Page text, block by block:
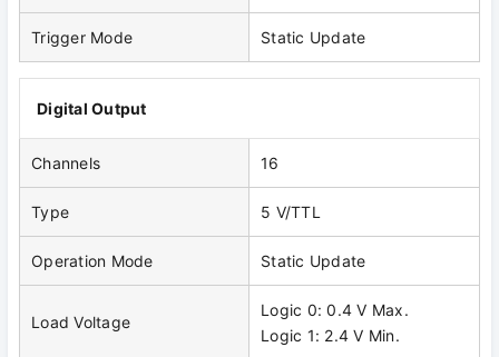
Trigger Mode Static Update
Digital Output
Channels 16
Type 5 V/TTL
Operation Mode Static Update
Load Voltage
Logic 0: 0.4 V Max.
Logic 1: 2.4 V Min.